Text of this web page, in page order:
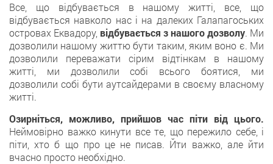
Все, що відбувається в нашому житті, все, що
відбувається навколо нас і на далеких Галапагоських
островах Еквадору, відбувається з нашого дозволу. Ми
дозволили нашому життю бути таким, яким воно є. Ми
дозволили переважати сірим відтінкам в нашому
житті, ми дозволили собі всього боятися, ми
дозволили собі бути аутсайдерами в своєму власному
житті.
Озирніться, можливо, прийшов час піти від цього.
Неймовірно важко кинути все те, що пережило себе, і
піти, хто б що про це не писав. Йти важко, але йти
вчасно просто необхідно.